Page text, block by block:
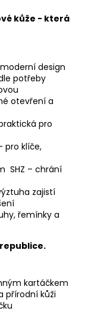
kůže - která
design
potřeby
otevření a
pro
pro klíče,
SHZ – chrání
zajistí
řemínky a
kartáčkem
přírodní kůži